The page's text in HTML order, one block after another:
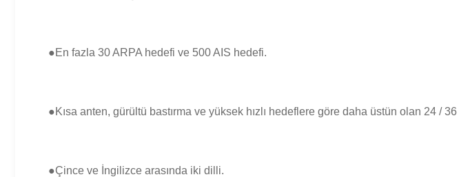
●En fazla 30 ARPA hedefi ve 500 AIS hedefi.
●Kısa anten, gürültü bastırma ve yüksek hızlı hedeflere göre daha üstün olan 24 /
●Çince ve İngilizce arasında iki dilli.